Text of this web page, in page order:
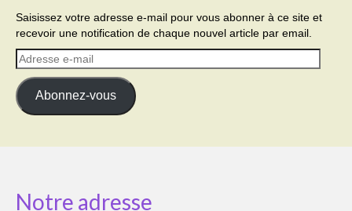
Saisissez votre adresse e-mail pour vous abonner à ce site et
recevoir une notification de chaque nouvel article par email.
Adresse
e-
mail
Abonnez-vous
Notre adresse